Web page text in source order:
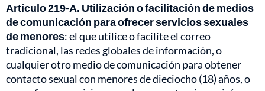
Artículo 219-A. Utilización o facilitación de medios
de comunicación para ofrecer servicios sexuales
de menores: el que utilice o facilite el correo
tradicional, las redes globales de información, o
cualquier otro medio de comunicación para obtener
contacto sexual con menores de dieciocho (18) años, o